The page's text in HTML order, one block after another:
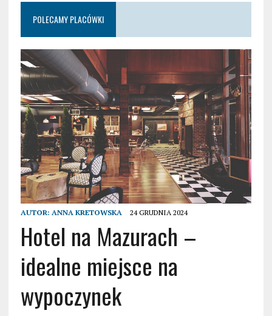
POLECAMY PLACÓWKI
AUTOR: ANNA KRETOWSKA 24 GRUDNIA 2024
Hotel na Mazurach –
idealne miejsce na
wypoczynek